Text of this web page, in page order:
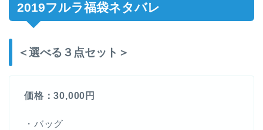
2019フルラ福袋ネタバレ
＜選べる３点セット＞
価格：30,000円
・バッグ